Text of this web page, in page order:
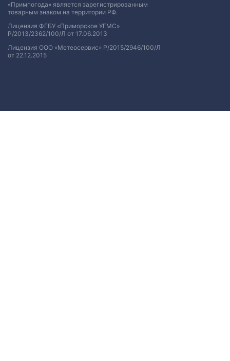
«Примпогода» является зарегистрированным
товарным знаком на территории РФ.
Лицензия ФГБУ «Приморское УГМС»
Р/2013/2362/100/Л от 17.06.2013
Лицензия ООО «Метеосервис» Р/2015/2946/100/Л
от 22.12.2015